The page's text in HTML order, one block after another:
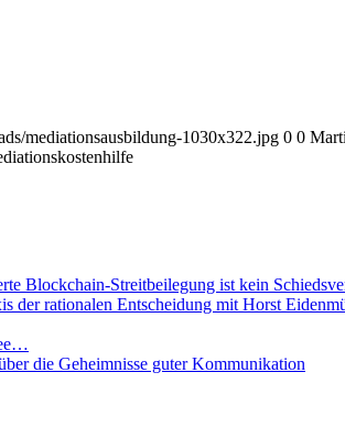
mediationsausbildung-1030x322.jpg 0 0
Blockchain-Streitbeilegung ist kein
der rationalen Entscheidung mit Horst
die Geheimnisse guter Kommunikation